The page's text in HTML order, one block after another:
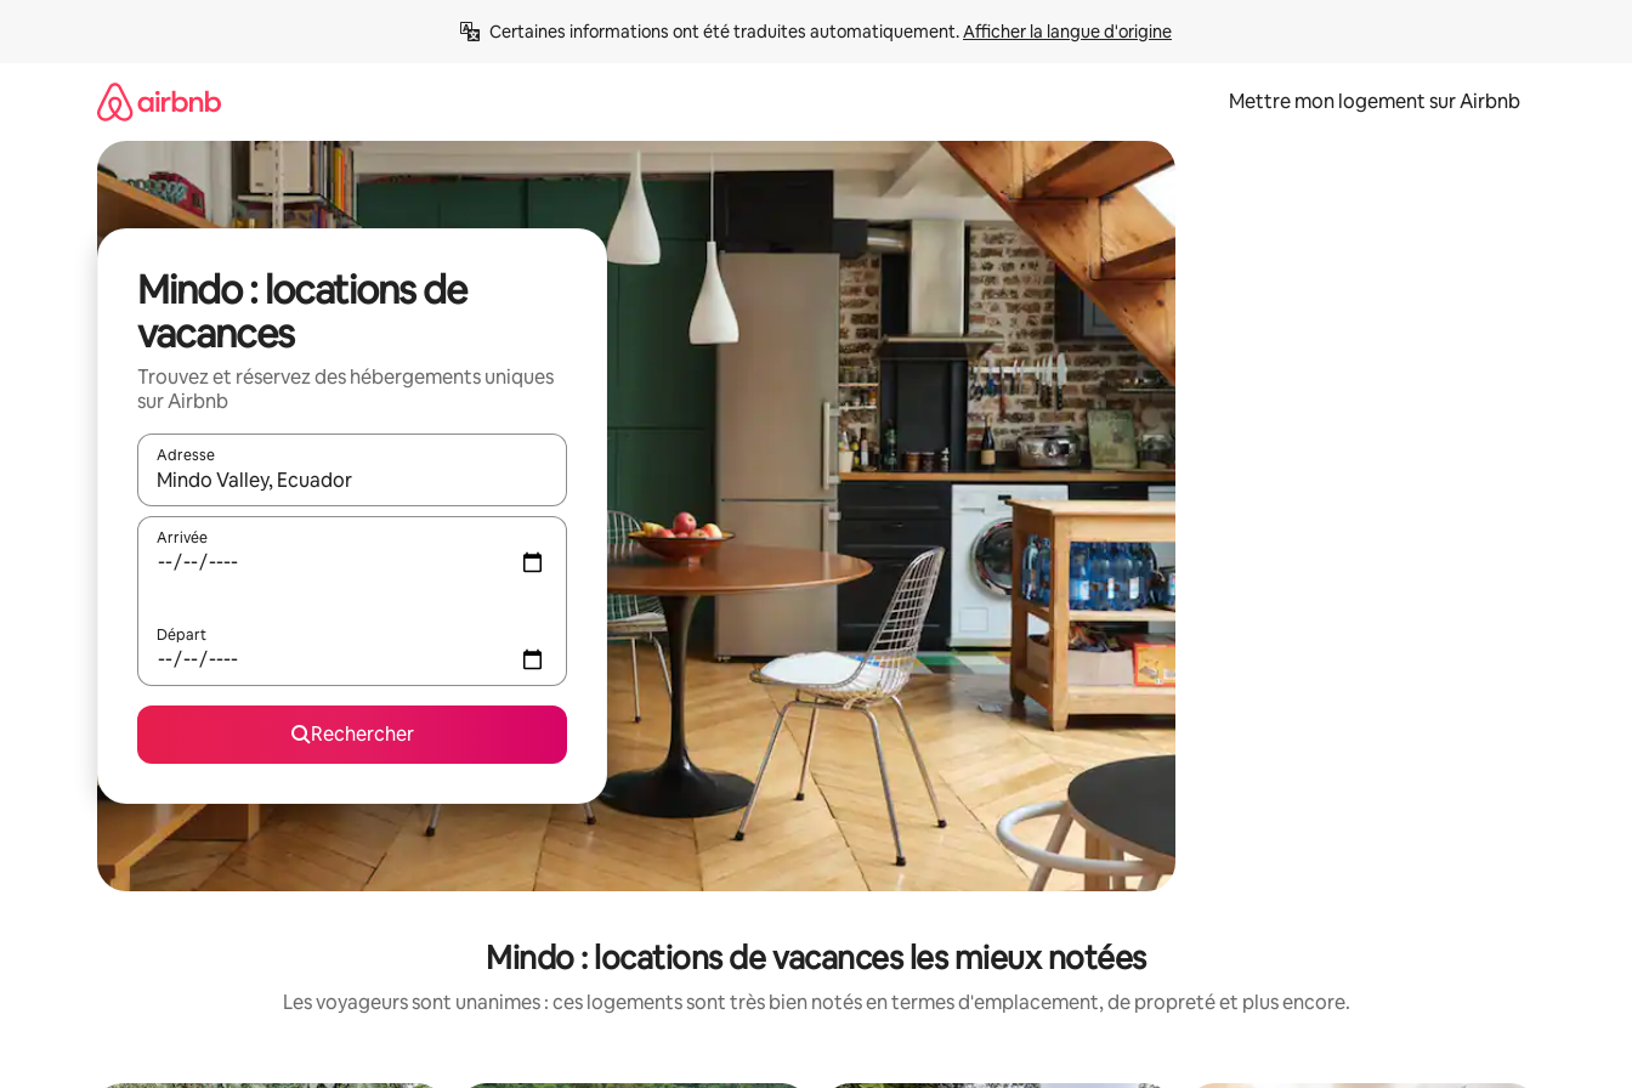
Certaines informations ont été traduites automatiquement. Afficher la langue d'origine
Mettre mon logement sur Airbnb
Mindo : locations de
vacances
Trouvez et réservez des hébergements uniques
sur Airbnb
Adresse
Lorsque les résultats s'affichent, utilisez les flèches vers le haut et vers le bas pour les parcourir ou en appuyant et en faisant glisser.
Arrivée
Départ
Rechercher
Mindo : locations de vacances les mieux notées
Les voyageurs sont unanimes : ces logements sont très bien notés en termes d'emplacement, de propreté et plus encore.